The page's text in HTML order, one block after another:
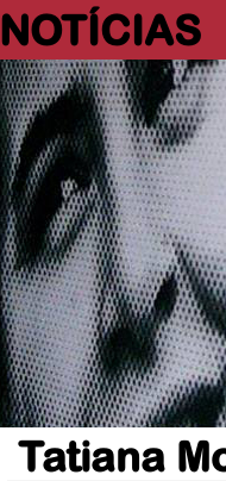
NOTÍCIAS
Tatiana